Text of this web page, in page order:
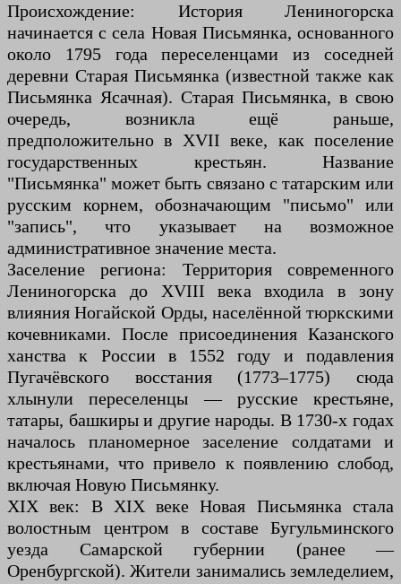
Происхождение: История Лениногорска
начинается с села Новая Письмянка, основанного
около 1795 года переселенцами из соседней
деревни Старая Письмянка (известной также как
Письмянка Ясачная). Старая Письмянка, в свою
очередь, возникла ещё раньше,
предположительно в XVII веке, как поселение
государственных крестьян. Название
"Письмянка" может быть связано с татарским или
русским корнем, обозначающим "письмо" или
"запись", что указывает на возможное
административное значение места.
Заселение региона: Территория современного
Лениногорска до XVIII века входила в зону
влияния Ногайской Орды, населённой тюркскими
кочевниками. После присоединения Казанского
ханства к России в 1552 году и подавления
Пугачёвского восстания (1773–1775) сюда
хлынули переселенцы — русские крестьяне,
татары, башкиры и другие народы. В 1730-х годах
началось планомерное заселение солдатами и
крестьянами, что привело к появлению слобод,
включая Новую Письмянку.
XIX век: В XIX веке Новая Письмянка стала
волостным центром в составе Бугульминского
уезда Самарской губернии (ранее —
Оренбургской). Жители занимались земледелием,